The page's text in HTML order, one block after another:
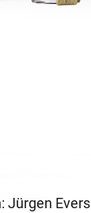
Jürgen Evers